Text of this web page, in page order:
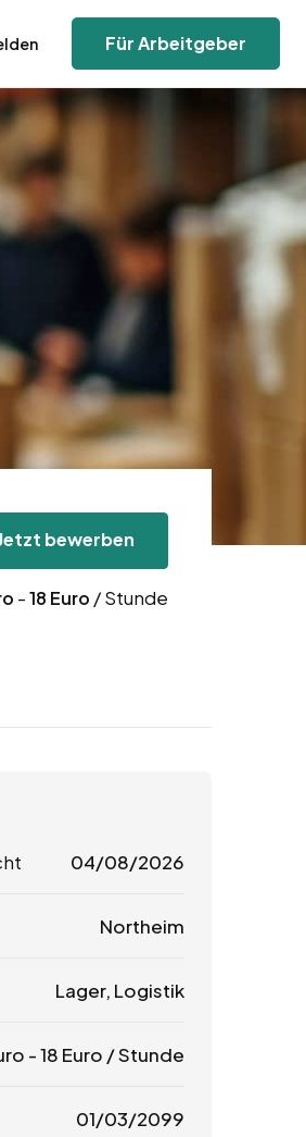
Für Arbeitgeber
bewerben
-18 Euro / Stunde
04/08/2026
Northeim
Lager, Logistik
-18 Euro / Stunde
01/03/2099